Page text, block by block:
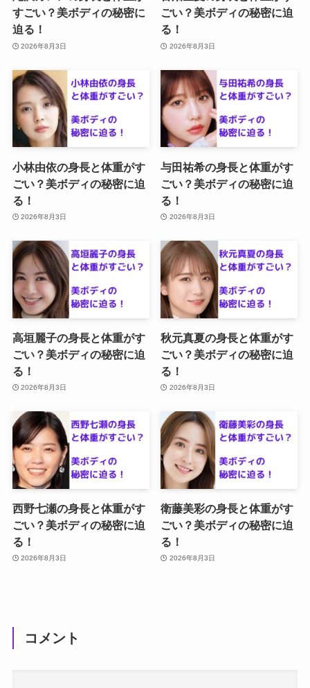
すごい？美ボディの秘密に
迫る！
2026年8月3日
ごい？美ボディの秘密に迫
る！
2026年8月3日
小林由依の身長と体重がす
ごい？美ボディの秘密に迫
る！
2026年8月3日
与田祐希の身長と体重がす
ごい？美ボディの秘密に迫
る！
2026年8月3日
高垣麗子の身長と体重がす
ごい？美ボディの秘密に迫
る！
2026年8月3日
秋元真夏の身長と体重がす
ごい？美ボディの秘密に迫
る！
2026年8月3日
西野七瀬の身長と体重がす
ごい？美ボディの秘密に迫
る！
2026年8月3日
衛藤美彩の身長と体重がす
ごい？美ボディの秘密に迫
る！
2026年8月3日
コメント